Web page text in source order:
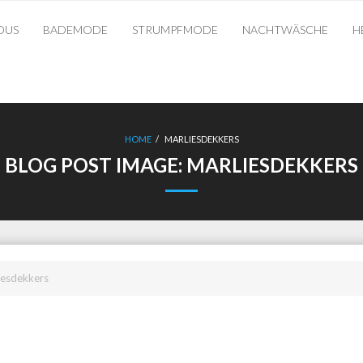
BADEMODE STRUMPFMODE NACHTWÄSCHE
HOME / MARLIESDEKKERS
BLOG POST IMAGE: MARLIESDEKKERS